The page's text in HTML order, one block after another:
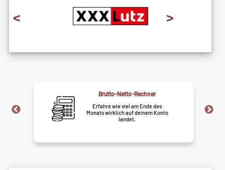
< >
Job-Alarm
Nie mehr Traumjobs verpassen –
wir schicken sie dir direkt ins
Postfach.